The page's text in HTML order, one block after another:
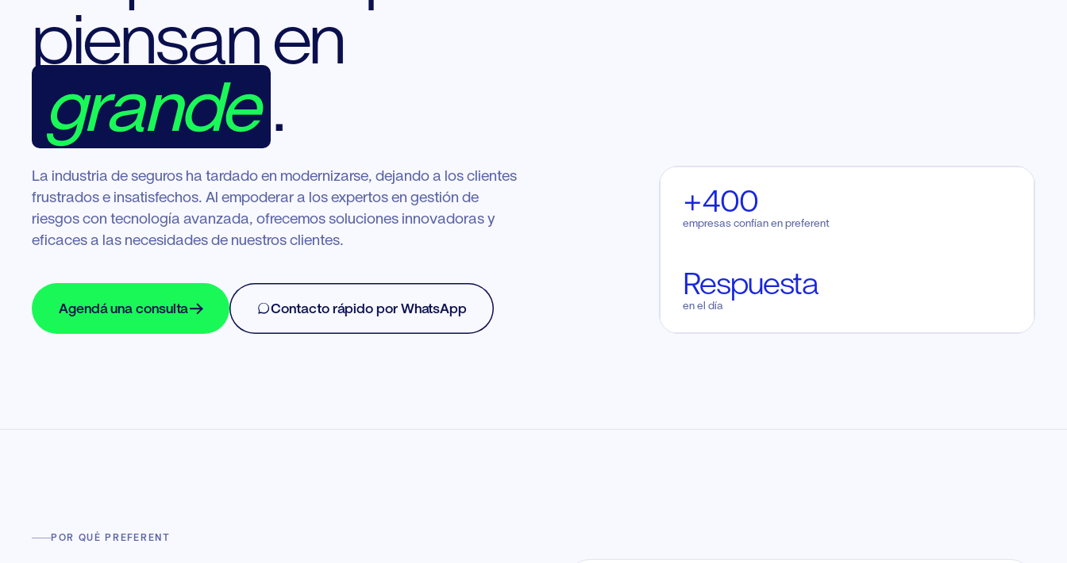
piensan en
grande .
La industria de seguros ha tardado en modernizarse, dejando a los clientes
frustrados e insatisfechos. Al empoderar a los expertos en gestión de
riesgos con tecnología avanzada, ofrecemos soluciones innovadoras y
eficaces a las necesidades de nuestros clientes.
Agendá una consulta Contacto rápido por WhatsApp
+400
empresas confían en preferent
Respuesta
en el día
POR QUÉ PREFERENT